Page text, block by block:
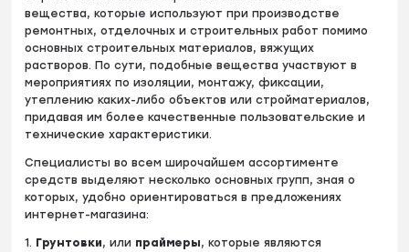
вещества, которые используют при производстве
ремонтных, отделочных и строительных работ помимо
основных строительных материалов, вяжущих
растворов. По сути, подобные вещества участвуют в
мероприятиях по изоляции, монтажу, фиксации,
утеплению каких-либо объектов или стройматериалов,
придавая им более качественные пользовательские и
технические характеристики.
Специалисты во всем широчайшем ассортименте
средств выделяют несколько основных групп, зная о
которых, удобно ориентироваться в предложениях
интернет-магазина:
1. Грунтовки, или праймеры, которые являются